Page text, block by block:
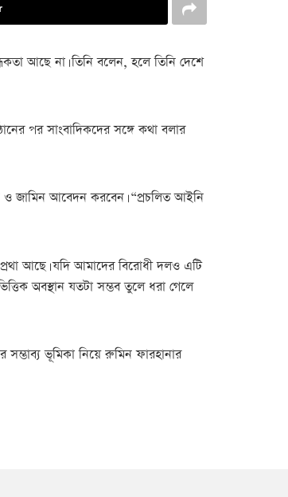
আছে না। তিনি বলেন, হলে তিনি দেশে
পর সাংবাদিকদের সঙ্গে কথা বলার
জামিন আবেদন করবেন। “প্রচলিত আইনি
প্রথা আছে। যদি আমাদের বিরোধী দলও এটি
অবস্থান যতটা সম্ভব তুলে ধরা গেলে
ভূমিকা নিয়ে রুমিন ফারহানার